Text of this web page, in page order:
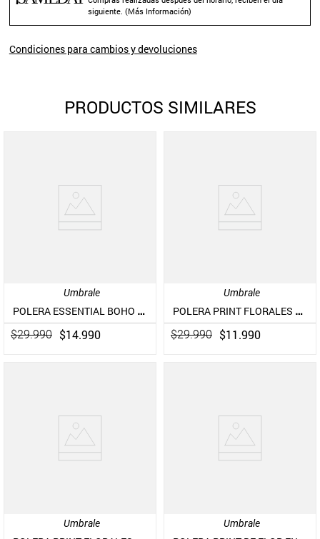
siguiente. (Más Información)
Condiciones para cambios y devoluciones
PRODUCTOS SIMILARES
Umbrale
POLERA ESSENTIAL BOHO CHIC
$29.990 $14.990
Umbrale
POLERA PRINT FLORALES MOTIVOS GRANDES
$29.990 $11.990
Umbrale Umbrale